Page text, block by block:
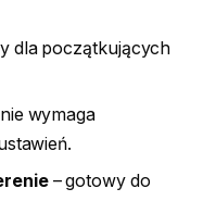
dla początkujących
wymaga
– gotowy do